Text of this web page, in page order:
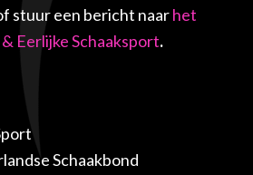
stuur een bericht naarhet
Eerlijke Schaaksport.
Schaakbond